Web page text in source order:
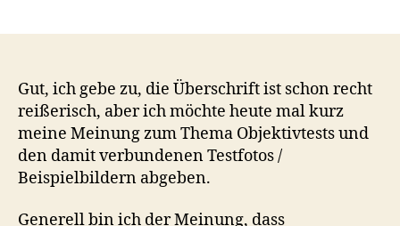
sinnlos!
Gut, ich gebe zu, die Überschrift ist schon recht
reißerisch, aber ich möchte heute mal kurz
meine Meinung zum Thema Objektivtests und
den damit verbundenen Testfotos /
Beispielbildern abgeben.
Generell bin ich der Meinung, dass